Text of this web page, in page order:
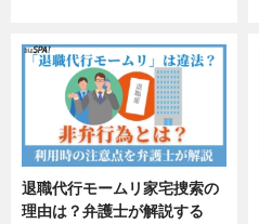
退職代行モームリ家宅捜索の
理由は？弁護士が解説する